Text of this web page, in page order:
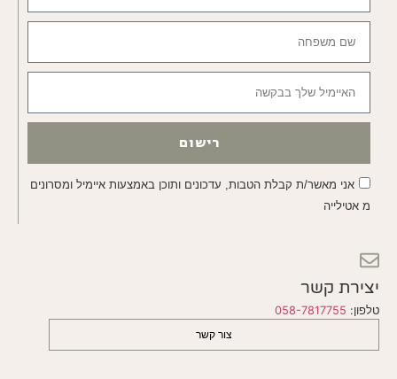
אני מאשר/ת קבלת הטבות, עדכונים ותוכן באמצעות איימיל ומסרונים
מ אטילייה
רישום
יצירת קשר
טלפון: 058-7817755
צור קשר